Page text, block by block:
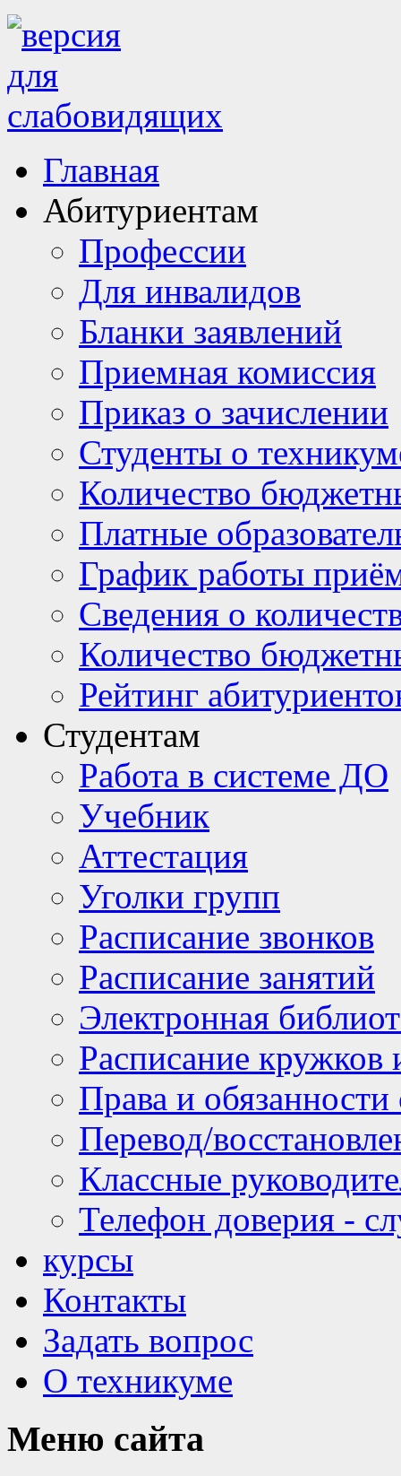
Главная
Абитуриентам
Профессии
Для инвалидов
Бланки заявлений
Приемная комиссия
Приказ о зачислении
Студенты о
Количество
Платные
График работы
Сведения о
Количество
Рейтинг
Студентам
Работа в системе ДО
Учебник
Аттестация
Уголки групп
Расписание звонков
Расписание занятий
Электронная
Расписание кружков
Права и
Перевод/
Классные
Телефон доверия -
курсы
Контакты
Задать вопрос
О техникуме
Меню сайта